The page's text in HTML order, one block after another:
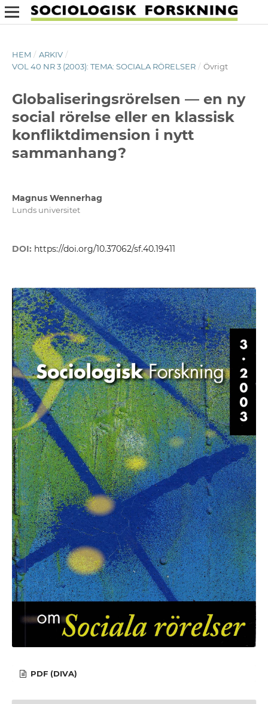
HEM / ARKIV /
VOL 40 NR 3 (2003): TEMA: SOCIALA RÖRELSER / Övrigt
Globaliseringsrörelsen — en ny
social rörelse eller en klassisk
konfliktdimension i nytt
sammanhang?
Magnus Wennerhag
Lunds universitet
DOI: https://doi.org/10.37062/sf.40.19411
PDF (DIVA)